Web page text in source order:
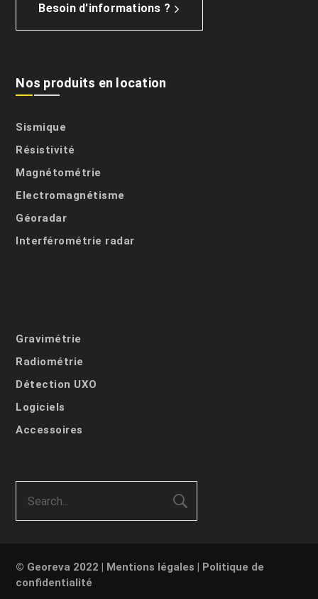
Besoin d'informations ?
Nos produits en location
Sismique
Résistivité
Magnétométrie
Electromagnétisme
Géoradar
Interférométrie radar
Gravimétrie
Radiométrie
Détection UXO
Logiciels
Accessoires
© Georeva 2022 | Mentions légales
Politique de
confidentialité